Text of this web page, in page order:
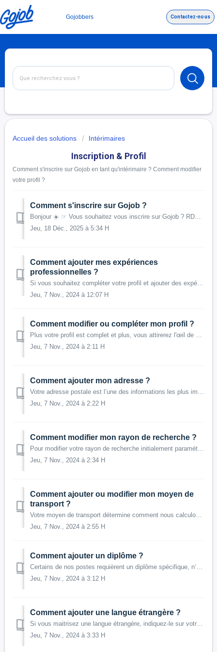
Gojobbers Contactez-nous
Accueil des solutions Intérimaires
Inscription & Profil
Comment s'inscrire sur Gojob en tant qu'intérimaire ? Comment modifier
votre profil ?
Comment s'inscrire sur Gojob ?
Bonjour ☀️ ☞ Vous souhaitez vous inscrire sur Gojob ? RDV sur l'application Gojob Il est important de créer votre espace candidat, afin de pouvoir ...
Jeu, 18 Déc., 2025 à 5:34 H
Comment ajouter mes expériences
professionnelles ?
Si vous souhaitez compléter votre profil et ajouter des expériences professionnelles, rendez-vous sur votre espace Gojob : 1) Allez dans "Miss...
Jeu, 7 Nov., 2024 à 12:07 H
Comment modifier ou compléter mon profil ?
Plus votre profil est complet et plus, vous attirerez l'œil de nos recruteurs pour qu'ils vous proposent un poste ! Pour modifier ou compléter ...
Jeu, 7 Nov., 2024 à 2:11 H
Comment ajouter mon adresse ?
Votre adresse postale est l’une des informations les plus importantes pour nos recruteurs, elle leur permet de vous proposer des missions près de chez vous....
Jeu, 7 Nov., 2024 à 2:22 H
Comment modifier mon rayon de recherche ?
Pour modifier votre rayon de recherche initialement paramétré sur 30km, rendez-vous sur votre espace Gojob : Allez dans "Recherche" Indiquez...
Jeu, 7 Nov., 2024 à 2:34 H
Comment ajouter ou modifier mon moyen de
transport ?
Votre moyen de transport détermine comment nous calculons le trajet entre votre domicile et le lieu de mission. Certaines de nos missions sont inaccessibles...
Jeu, 7 Nov., 2024 à 2:55 H
Comment ajouter un diplôme ?
Certains de nos postes requièrent un diplôme spécifique, n’oubliez pas de renseigner les vôtres ! Pour ajouter un diplôme, rendez-vous sur votre espace ...
Jeu, 7 Nov., 2024 à 3:12 H
Comment ajouter une langue étrangère ?
Si vous maitrisez une langue étrangère, indiquez-le sur votre profil. Certaines de nos missions requièrent de maîtriser une langue étrangère. Pour ajout...
Jeu, 7 Nov., 2024 à 3:33 H